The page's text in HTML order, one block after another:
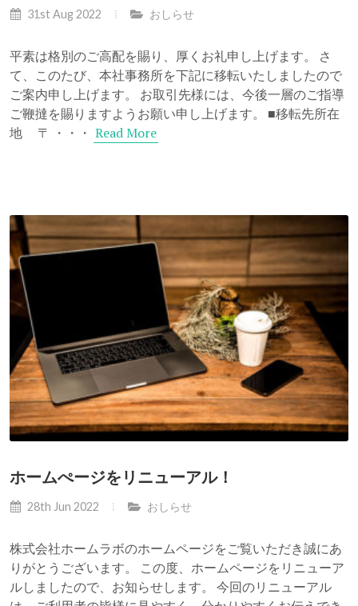
31st Aug 2022 おしらせ
平素は格別のご高配を賜り、厚くお礼申し上げます。 さ
て、このたび、本社事務所を下記に移転いたしましたので
ご案内申し上げます。 お取引先様には、今後一層のご指導
ご鞭撻を賜りますようお願い申し上げます。 ■移転先所在
地 〒 ・・・ Read More
ホームぺージをリニューアル！
28th Jun 2022 おしらせ
株式会社ホームラボのホームページをご覧いただき誠にあ
りがとうございます。 この度、ホームページをリニューア
ルしましたので、お知らせします。 今回のリニューアル